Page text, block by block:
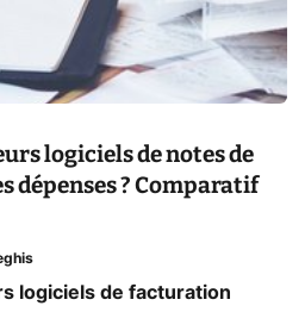
logiciels de notes de
dépenses ? Comparatif
logiciels de facturation